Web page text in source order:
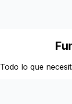
Todo lo que